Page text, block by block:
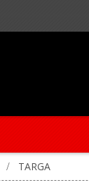
/ TARGA